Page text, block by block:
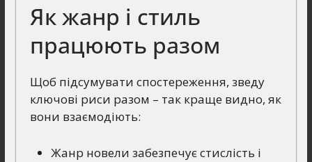
Як жанр і стиль
працюють разом
Щоб підсумувати спостереження, зведу
ключові риси разом – так краще видно, як
вони взаємодіють:
Жанр новели забезпечує стислість і